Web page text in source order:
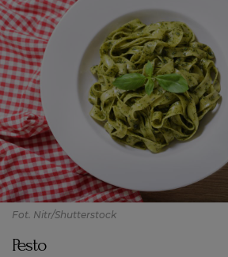
Fot. Nitr/Shutterstock
Pesto